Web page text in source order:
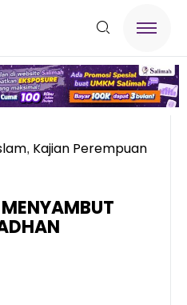
, Kajian Perempuan